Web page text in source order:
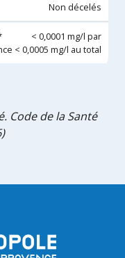
Non décelés
< 0,0001 mg/l par
< 0,0005 mg/l au total
Code de la Santé